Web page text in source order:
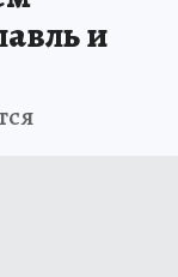
и